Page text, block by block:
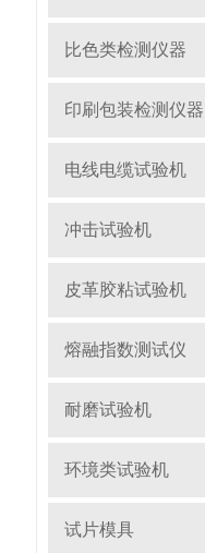
比色类检测仪器
印刷包装检测仪器
电线电缆试验机
冲击试验机
皮革胶粘试验机
熔融指数测试仪
耐磨试验机
环境类试验机
试片模具